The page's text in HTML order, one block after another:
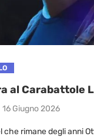
al Carabattole
16 Giugno 2026
che rimane degli anni